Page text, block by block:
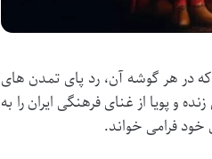
در هر گوشه آن، رد پای تمدن های
و پویا از غنای فرهنگی ایران را به
فرامی خواند.